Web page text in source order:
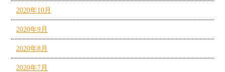
2020年10月
2020年9月
2020年8月
2020年7月